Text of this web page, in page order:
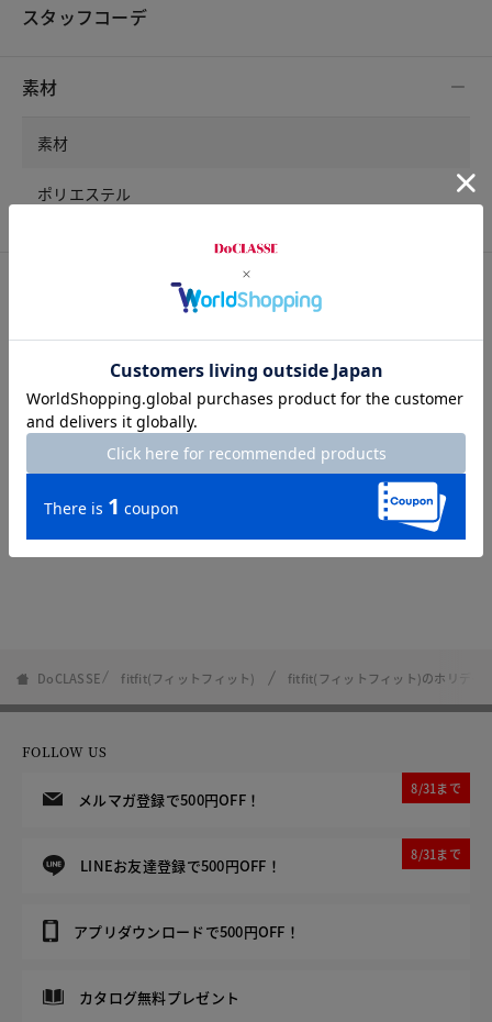
スタッフコーデ
素材
素材
ポリエステル
サイズガイドは
チャット相談をする
DoCLASSE fitfit(フィットフィット) fitfit(フィットフィット)のホリデイ
FOLLOW US
メルマガ登録で500円OFF！
8/31まで
LINEお友達登録で500円OFF！
8/31まで
アプリダウンロードで500円OFF！
カタログ無料プレゼント